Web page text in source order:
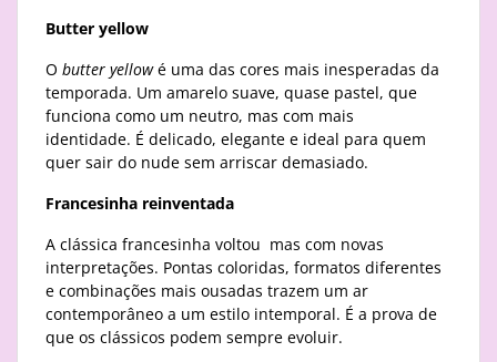
Butter yellow
O butter yellowé uma das cores mais inesperadas da
temporada. Um amarelo suave, quase pastel, que
funciona como um neutro, mas com mais
identidade. É delicado, elegante e ideal para quem
quer sair do nude sem arriscar demasiado.
Francesinha reinventada
A clássica francesinha voltou mas com novas
interpretações. Pontas coloridas, formatos diferentes
e combinações mais ousadas trazem um ar
contemporâneo a um estilo intemporal. É a prova de
que os clássicos podem sempre evoluir.